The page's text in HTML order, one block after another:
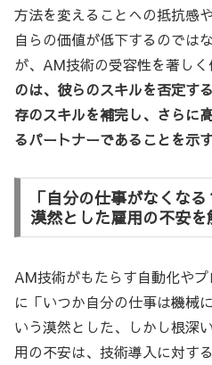
方法を変えることへの抵抗感
自らの価値が低下するのでは
が、AM技術の受容性を著しく
のは、彼らのスキルを否定す
存のスキルを補完し、さらに
るパートナーであることを示
「自分の仕事がなくな
漠然とした雇用の不安
AM技術がもたらす自動化や
に「いつか自分の仕事は機械
いう漠然とした、しかし根深
用の不安は、技術導入に対す